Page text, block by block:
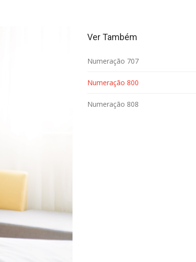
Ver Também
Numeração 707
Numeração 800
Numeração 808